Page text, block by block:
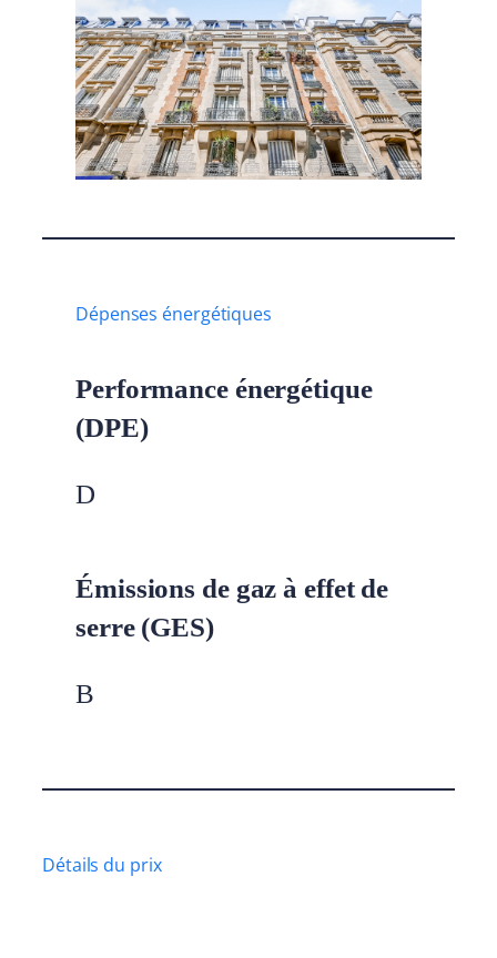
Dépenses énergétiques
Performance énergétique
(DPE)
D
Émissions de gaz à effet de
serre (GES)
B
Détails du prix